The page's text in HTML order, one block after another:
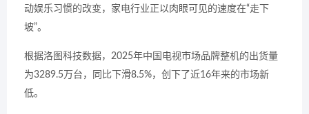
动娱乐习惯的改变，家电行业正以肉眼可见的速度在“走下
坡”。
根据洛图科技数据，2025年中国电视市场品牌整机的出货量
为3289.5万台，同比下滑8.5%，创下了近16年来的市场新
低。